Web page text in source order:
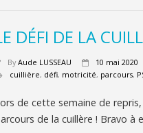
DÉFI DE LA
ByAude LUSSEAU 10 mai 2020
cuillière, défi, motricité, parcours,
de cette semaine de
de la cuillère ! Bravo à